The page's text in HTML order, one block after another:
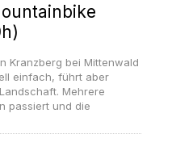
Kranzberg bei Mittenwald
einfach, führt aber
Mehrere
passiert und die